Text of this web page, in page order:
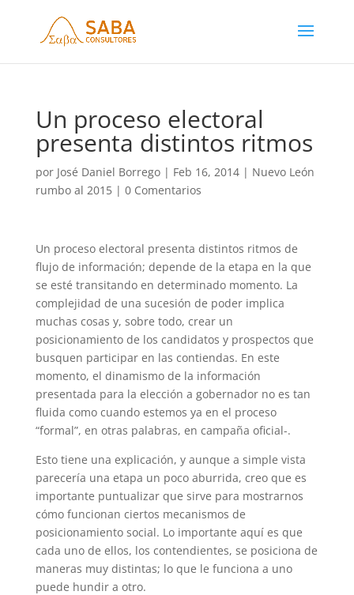
Un proceso electoral
presenta distintos ritmos
por José Daniel Borrego| Feb 16, 2014| Nuevo León
rumbo al 2015| 0 Comentarios
Un proceso electoral presenta distintos ritmos de
flujo de información; depende de la etapa en la que
se esté transitando en determinado momento. La
complejidad de una sucesión de poder implica
muchas cosas y, sobre todo, crear un
posicionamiento de los candidatos y prospectos que
busquen participar en las contiendas. En este
momento, el dinamismo de la información
presentada para la elección a gobernador no es tan
fluida como cuando estemos ya en el proceso
“formal”, en otras palabras, en campaña oficial-.
Esto tiene una explicación, y aunque a simple vista
parecería una etapa un poco aburrida, creo que es
importante puntualizar que sirve para mostrarnos
cómo funcionan ciertos mecanismos de
posicionamiento social. Lo importante aquí es que
cada uno de ellos, los contendientes, se posiciona de
maneras muy distintas; lo que le funciona a uno
puede hundir a otro.